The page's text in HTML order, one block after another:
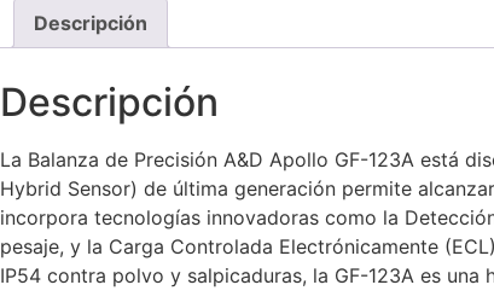
Descripción
Descripción
La Balanza de Precisión A&D Apollo GF-123A está
Hybrid Sensor) de última generación permite
incorpora tecnologías innovadoras como la
pesaje, y la Carga Controlada Electrónicamente
IP54 contra polvo y salpicaduras, la GF-123A es una